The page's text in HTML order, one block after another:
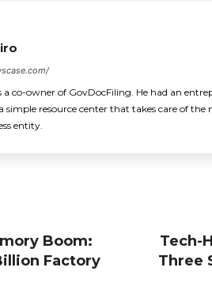
a co-owner of GovDocFiling. He had an
simple resource center that takes care of
entity.
Boom:
Factory
Tech-
Three